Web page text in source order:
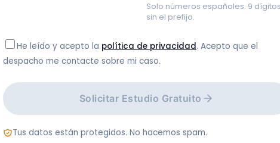
Solo números españoles. 9
sin el prefijo.
He leído y acepto la política de privacidad. Acepto que el
despacho me contacte sobre mi caso.
Solicitar Estudio Gratuito
Tus datos están protegidos. No hacemos spam.